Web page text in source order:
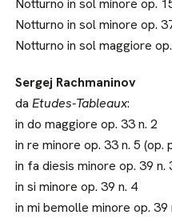
Notturno in sol minore op.
Notturno in sol minore op.
Notturno in sol maggiore
Sergej Rachmaninov
daEtudes-Tableaux:
in do maggiore op. 33 n. 2
in re minore op. 33 n. 5 (op.
in fa diesis minore op. 39 n.
in si minore op. 39 n. 4
in mi bemolle minore op. 39